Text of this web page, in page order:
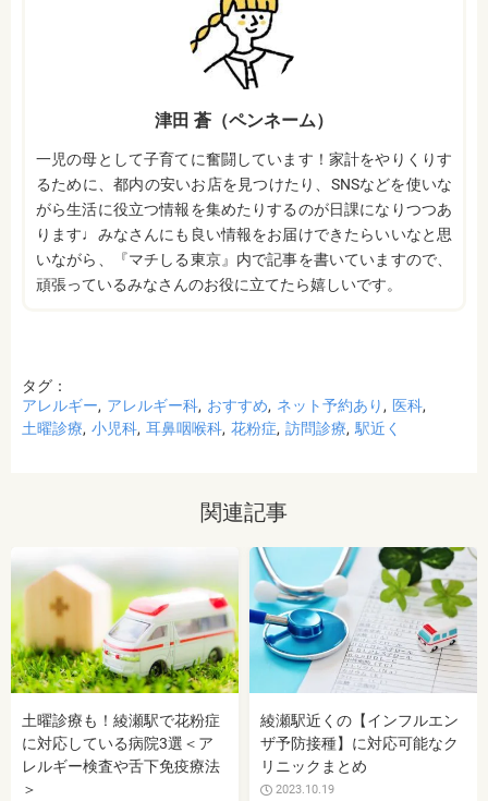
津田 蒼（ペンネーム）
一児の母として子育てに奮闘しています！家計をやりくりす
るために、都内の安いお店を見つけたり、SNSなどを使いな
がら生活に役立つ情報を集めたりするのが日課になりつつあ
ります♩みなさんにも良い情報をお届けできたらいいなと思
いながら、『マチしる東京』内で記事を書いていますので、
頑張っているみなさんのお役に立てたら嬉しいです。
タグ：
アレルギー
アレルギー科 おすすめ ネット予約あり
医科
土曜診療 小児科 耳鼻咽喉科 花粉症 訪問診療 駅近く
関連記事
土曜診療も！綾瀬駅で花粉症
に対応している病院3選＜ア
レルギー検査や舌下免疫療法
＞
綾瀬駅近くの【インフルエン
ザ予防接種】に対応可能なク
リニックまとめ
2023.10.19